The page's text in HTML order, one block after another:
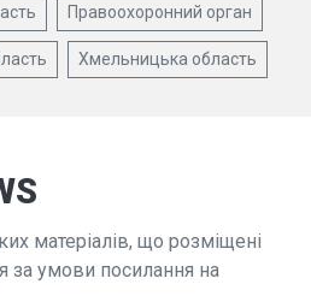
Правоохоронний орган
Хмельницька область
матеріалів, що розміщені
за умови посилання на